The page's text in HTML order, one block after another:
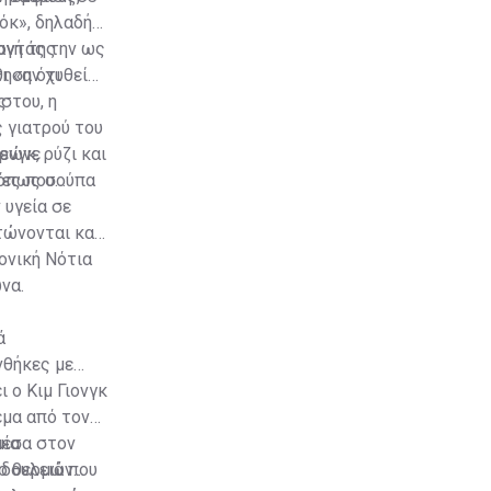
δηλαδή
της
ότι
η
του
σούπα
την ως
«αν χυθεί
ρύζι και
που
σε
και
Νότια
με
ο Κιμ Γιονγκ
από τον
στον
που
θερμών